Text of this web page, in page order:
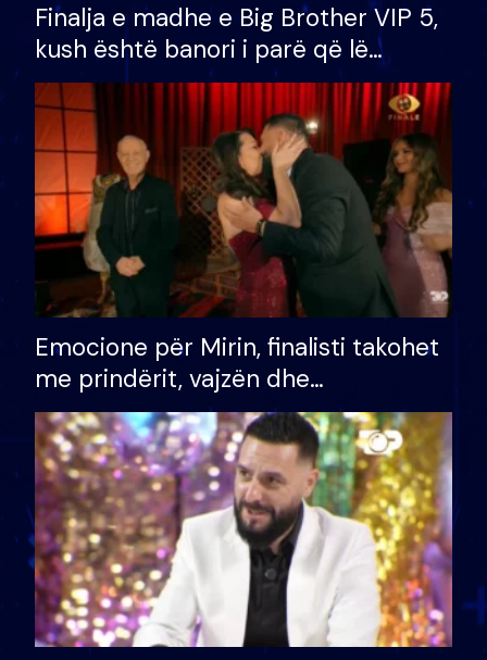
Finalja e madhe e Big Brother VIP 5,
kush është banori i parë që lë
shtëpinë dhe humb mundësinë për
të fituar çmimin e madh
Emocione për Mirin, finalisti takohet
me prindërit, vajzën dhe
bashkëshorten: S’kemi ndonjë letër
divorci apo jo?